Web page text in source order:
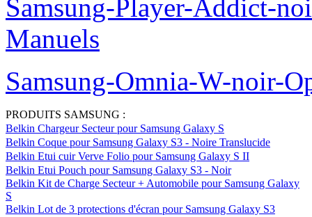
Samsung-Player-Addict-
Manuels
Samsung-Omnia-W-noir-
PRODUITS SAMSUNG :
Belkin Chargeur Secteur pour Samsung Galaxy S
Belkin Coque pour Samsung Galaxy S3 - Noire Translucide
Belkin Etui cuir Verve Folio pour Samsung Galaxy S II
Belkin Etui Pouch pour Samsung Galaxy S3 - Noir
Belkin Kit de Charge Secteur + Automobile pour Samsung Galaxy
S
Belkin Lot de 3 protections d'écran pour Samsung Galaxy S3